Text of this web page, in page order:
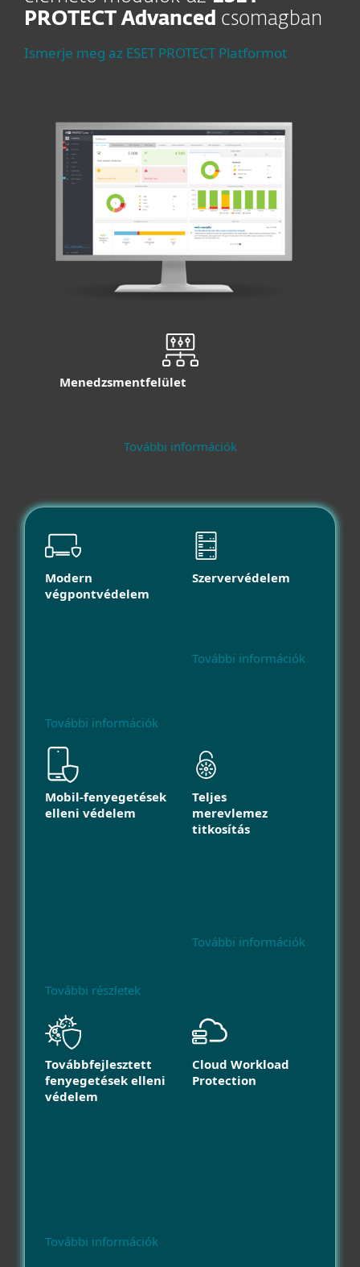
PROTECT Advanced csomagban
Ismerje meg az ESET PROTECT Platformot
Menedzsmentfelület
További információk
Modern
végpontvédelem
További információk
Szervervédelem
További információk
Mobil-fenyegetések
elleni védelem
További részletek
Teljes
merevlemez
titkosítás
További információk
Továbbfejlesztett
fenyegetések elleni
védelem
További információk
Cloud Workload
Protection